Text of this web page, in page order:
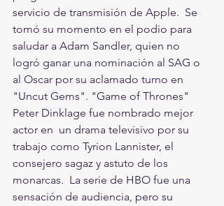
servicio de transmisión de Apple.  Se
tomó su momento en el podio para
saludar a Adam Sandler, quien no
logró ganar una nominación al SAG o
al Oscar por su aclamado turno en
"Uncut Gems". "Game of Thrones"
Peter Dinklage fue nombrado mejor
actor en  un drama televisivo por su
trabajo como Tyrion Lannister, el
consejero sagaz y astuto de los
monarcas.  La serie de HBO fue una
sensación de audiencia, pero su